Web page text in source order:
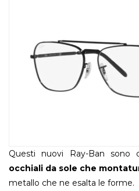
Questi nuovi Ray-Ban sono
occhiali da sole che
metallo che ne esalta le forme.